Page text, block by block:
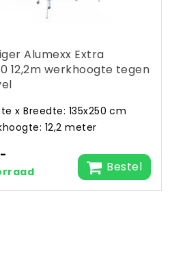
Alumexx Extra
12,2m werkhoogte tegen
x Breedte: 135x250 cm
12,2 meter
Bestel